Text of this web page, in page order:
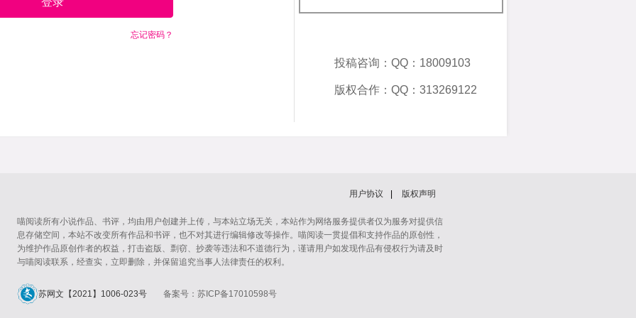
忘记密码？
投稿咨询：QQ：18009103
版权合作：QQ：313269122
用户协议 版权声明
喵阅读所有小说作品、书评，均由用户创建并上传，与本站立场无关，本站作为网络服务提供者仅为服务对提供信
息存储空间，本站不改变所有作品和书评，也不对其进行编辑修改等操作。喵阅读一贯提倡和支持作品的原创性，
为维护作品原创作者的权益，打击盗版、剽窃、抄袭等违法和不道德行为，谨请用户如发现作品有侵权行为请及时
与喵阅读联系，经查实，立即删除，并保留追究当事人法律责任的权利。
苏网文【2021】1006-023号 备案号：苏ICP备17010598号